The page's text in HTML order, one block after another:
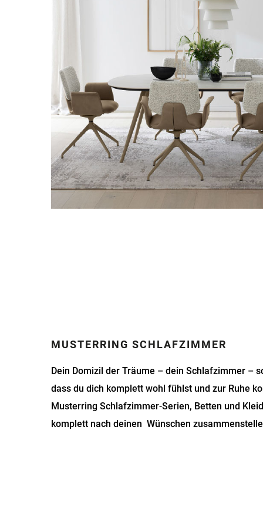
MUSTERRING SCHLAFZIMMER
Dein Domizil der Träume – dein Schlafzimmer –
dass du dich komplett wohl fühlst und zur Ruhe
Musterring Schlafzimmer-Serien, Betten und
komplett nach deinen Wünschen